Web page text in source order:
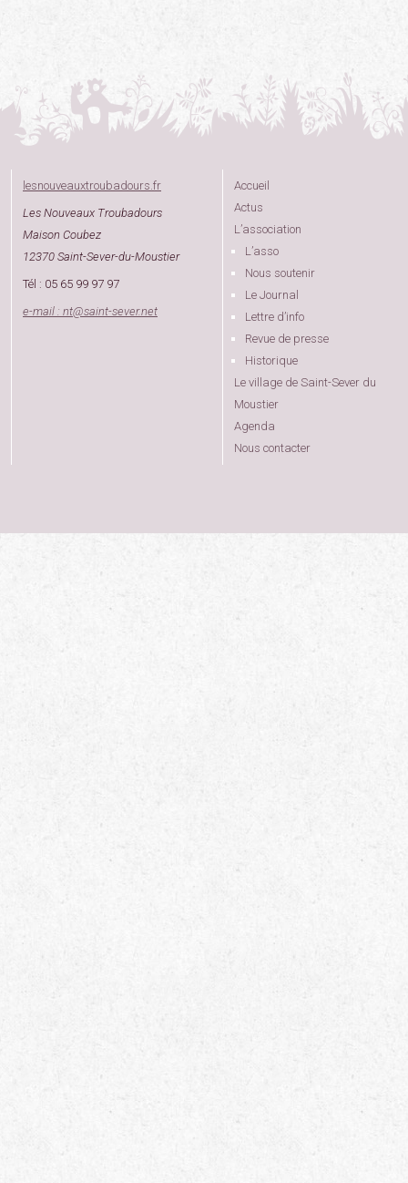
lesnouveauxtroubadours.fr
Les Nouveaux Troubadours
Maison Coubez
12370 Saint-Sever-du-Moustier
Tél : 05 65 99 97 97
e-mail : nt@saint-sever.net
Accueil
Actus
L’association
L’asso
Nous soutenir
Le Journal
Lettre d’info
Revue de presse
Historique
Le village de Saint-Sever du
Moustier
Agenda
Nous contacter